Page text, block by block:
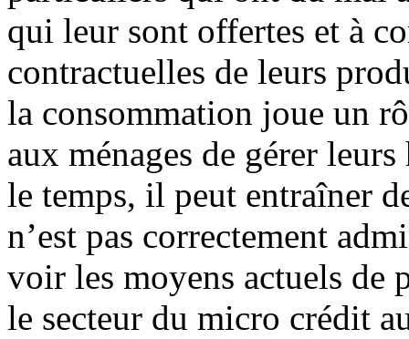
qui leur sont offertes et à
contractuelles de leurs
la consommation joue un
aux ménages de gérer
le temps, il peut entraîner
n’est pas correctement
voir les moyens actuels de
le secteur du micro crédit